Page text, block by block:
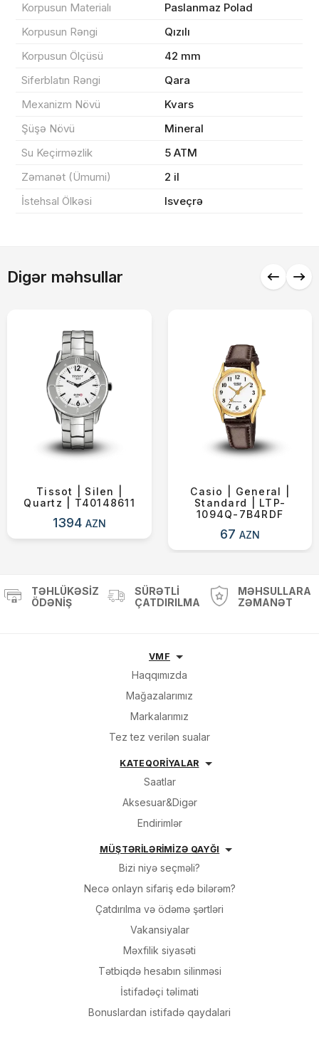
Korpusun Materialı
Paslanmaz Polad
Korpusun Rəngi
Qızılı
Korpusun Ölçüsü
42 mm
Siferblatın Rəngi
Qara
Mexanizm Növü
Kvars
Şüşə Növü
Mineral
Su Keçirməzlik
5 ATM
Zəmanət (Ümumi)
2 il
İstehsal Ölkəsi
Isveçrə
Digər məhsullar
Tissot | Silen |
Quartz | T40148611
1394AZN
Casio | General |
Standard | LTP-
1094Q-7B4RDF
67AZN
Çatdırılma
TƏHLÜKƏSIZ
ÖDƏNIŞ
SÜRƏTLI
ÇATDIRILMA
MƏHSULLARA
ZƏMANƏT
VMF
Haqqımızda
Mağazalarımız
Markalarımız
Tez tez verilən sualar
KATEQORİYALAR
Saatlar
Aksesuar&Digər
Endirimlər
MÜŞTƏRİLƏRİMİZƏ QAYĞI
Bizi niyə seçməli?
Necə onlayn sifariş edə bilərəm?
Çatdırılma və ödəmə şərtləri
Vakansiyalar
Məxfilik siyasəti
Tətbiqdə hesabın silinməsi
İsti̇fadəçi̇ təli̇mati
Bonuslardan i̇sti̇fadə qaydalari